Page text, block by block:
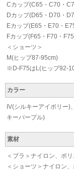
Cカップ(C65・C70・
Dカップ(D65・D70・
Eカップ(E65・E70・
Fカップ(F65・F70・
＜ショーツ＞
M(ヒップ87-95cm)
※D-F75はL(ヒップ92-
カラー
IV(シルキーアイボリー
キーパープル)
素材
＜ブラ＞ナイロン、ポ
＜ショーツ＞ナイロン